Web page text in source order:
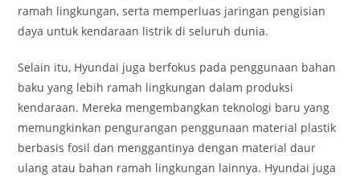
ramah lingkungan, serta memperluas jaringan pengisian
daya untuk kendaraan listrik di seluruh dunia.
Selain itu, Hyundai juga berfokus pada penggunaan bahan
baku yang lebih ramah lingkungan dalam produksi
kendaraan. Mereka mengembangkan teknologi baru yang
memungkinkan pengurangan penggunaan material plastik
berbasis fosil dan menggantinya dengan material daur
ulang atau bahan ramah lingkungan lainnya. Hyundai juga